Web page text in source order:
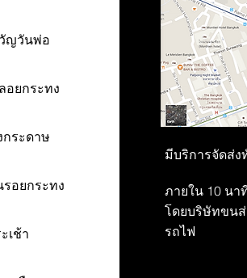
ญวันพ่อ
อยกระทง
กระดาษ
รอยกระทง
เช้า
มีบริการจัดส่ง
ภายใน 10 นา
โดยบริษัทขน
รถไฟ